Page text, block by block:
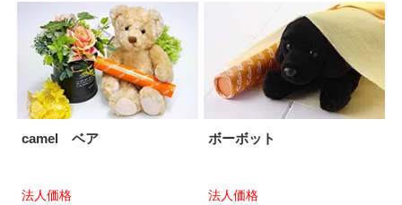
camel ベア
法人価格
ボーボット
法人価格